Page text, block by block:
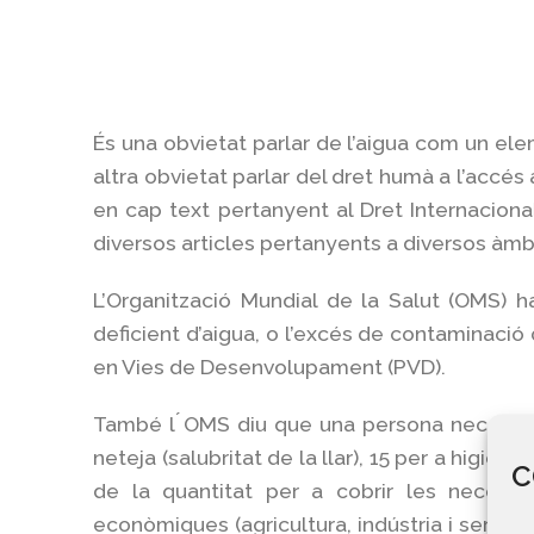
És una obvietat parlar de l’aigua com un
altra obvietat parlar del dret humà a
en cap text pertanyent al Dret
diversos articles pertanyents a diversos
L’Organització Mundial de la Salut
deficient d’aigua, o l’excés de
en Vies de Desenvolupament (PVD).
També l ́OMS diu que una persona
neteja (salubritat de la llar), 15 per a
de la quantitat per a cobrir les
econòmiques (agricultura, indústria i